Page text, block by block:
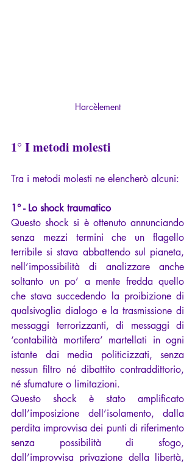
Harcèlement
1° I metodi molesti
Tra i metodi molesti ne elencherò alcuni:
1° - Lo shock traumatico
Questo shock si è ottenuto annunciando
senza mezzi termini che un flagello
terribile si stava abbattendo sul pianeta,
nell’impossibilità di analizzare anche
soltanto un po’ a mente fredda quello
che stava succedendo la proibizione di
qualsivoglia dialogo e la trasmissione di
messaggi terrorizzanti, di messaggi di
‘contabilità mortifera’ martellati in ogni
istante dai media politicizzati, senza
nessun filtro né dibattito contraddittorio,
né sfumature o limitazioni.
Questo shock è stato amplificato
dall’imposizione dell’isolamento, dalla
perdita improvvisa dei punti di riferimento
senza possibilità di sfogo,
dall’improvvisa privazione della libertà,